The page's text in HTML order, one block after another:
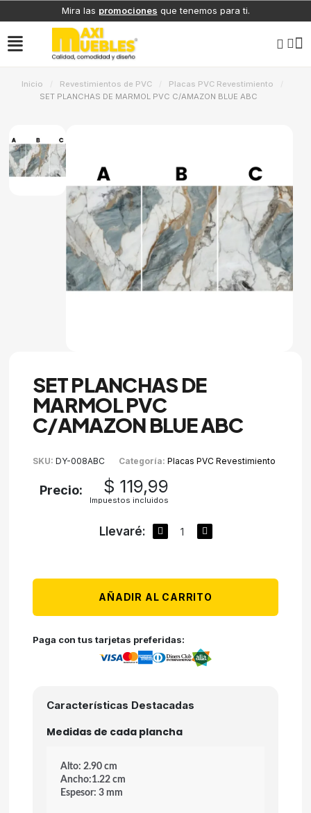
Mira las promociones que tenemos para ti.
Inicio Revestimientos de PVC
Placas PVC Revestimiento
SET PLANCHAS DE MARMOL PVC C/AMAZON BLUE ABC
SET PLANCHAS DE
MARMOL PVC
C/AMAZON BLUE ABC
SKU DY-008ABC Categoría Placas PVC Revestimiento
Precio: $ 119,99
Impuestos incluidos
Llevaré:
AÑADIR AL CARRITO
Paga con tus tarjetas preferidas:
Características Destacadas
Medidas de cada plancha
Alto: 2.90 cm
Ancho:1.22 cm
Espesor: 3 mm